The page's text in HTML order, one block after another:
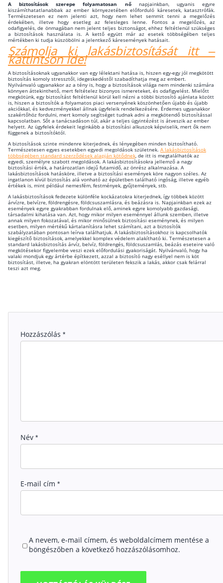
Kapcsolat
Bejelentkezés
A biztosítások szerepe folyamatosan nőnapjainkban, ugyanis egyre
kiszámíthatatlanabbak az ember környezetében előforduló káresetek, katasztrófák.
Természetesen ez nem jelenti azt, hogy nem lehet semmit tenni a megelőzés
érdekében, illetve hogy esetleg az felesleges lenne. Fontos a megelőzés, az
odafigyelés, de önmagában nem jelent teljes biztonságot, ehhez feltétlenül szükséges
a biztosítások használata is. A kettő együtt már az esetek többségében teljes
mértékben ki tudja küszöbölni a jelentkező káresemények hatásait.
Számolja ki lakásbiztosítását itt –
kattintson ide!
A biztosításoknak ugyanakkor van egy lélektani hatása is, hiszen egy-egy jól megkötött
biztosítás komoly stressztől, idegeskedéstől szabadíthatja meg az embert.
Nyilvánvaló ugyanakkor az a tény is, hogy a biztosítások világa nem mindenki számára
könnyen áttekinthető, mert feltételez bizonyos ismereteket, és odafigyelést. Mielőtt
megkötünk, egy biztosítást feltétlenül körül kell nézni a többi biztosító ajánlata között
is, hiszen a biztosítók a folyamatos piaci versenyének köszönhetően újabb és újabb
akciókkal, és kedvezményekkel állnak ügyfeleik rendelkezésére. Érdemes ugyanakkor
szakértőhöz fordulni, mert komoly segítséget tudnak adni a megkötendő biztosítással
kapcsolatban. Sőt a tanácsadáson túl, akár a teljes ügyintézést is átveszik az ember
helyett. Az ügyfelek érdekeit leginkább a biztosítási alkuszok képviselik, mert ők nem
függenek a biztosítóktól.
A biztosítások szinte mindenre kiterjednek, és lényegében minden biztosítható.
Természetesen egyes esetekben egyedi megoldások születnek. A lakásbiztosítások
többségében standard szerződések alapján kötődnek, de itt is megtalálhatók az
egyedi, személyre szabott megoldások. A lakásbiztosításokra jellemző a nagy
biztosítási érték, a határozatlan idejű futamidő, az önrész alkalmazása. A
lakásbiztosítások hatásköre, illetve a biztosítási események köre nagyon széles. Az
ingatlanon kívül biztosítás alá vonható az épületben található ingóság, illetve egyéb
értékek is, mint például nemesfém, festmények, gyűjtemények, stb.
A lakásbiztosítások fedezete különféle kockázatokra kiterjednek, így többek között
árvízre, belvízre, földrengésre, földcsuszamlásra, és beázásra is. Napjainkban ezek az
események egyre gyakrabban fordulnak elő, aminek egyre komolyabb gazdasági,
társadalmi kihatása van. Azt, hogy mikor milyen eseménnyel állunk szemben, illetve
annak milyen fokozatával, és mikor minősülnek biztosítási eseménynek, és milyen
esetben, milyen mértékű kártalanításra lehet számítani, azt a biztosítók
szabályzatában pontosan leírva találhatjuk. A lakásbiztosításokhoz is kapcsolhatók
kiegészítő biztosítások, amelyekkel komplex védelem alakítható ki. Természetesen a
standard lakásbiztosítás árvíz, belvíz, földrengés, földcsuszamlás, beázás eseteire való
megkötésekor figyelembe veszi ezek előfordulási gyakoriságát. Nyilvánvaló, hogy ha
valaki mondjuk egy ártérbe építkezett, azzal a biztosító nagy eséllyel nem is köt
biztosítást, illetve, ha gyakran elöntött területen fekszik a lakás, akkor csak felárral
teszi azt meg.
Hozzászólás *
Név *
E-mail cím *
A nevem, e-mail címem, és weboldalcímem mentése a
böngészőben a következő hozzászólásomhoz.